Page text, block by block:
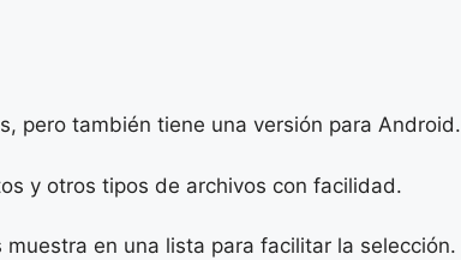
pero también tiene una versión para Android.
y otros tipos de archivos con facilidad.
en una lista para facilitar la selección.